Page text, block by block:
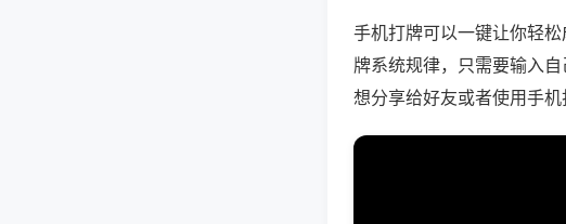
手机打牌可以一键让你轻
牌系统规律，只需要输入
想分享给好友或者使用手机